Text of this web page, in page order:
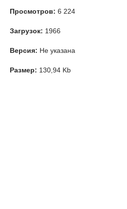
Просмотров: 6 224
Загрузок: 1966
Версия: Не указана
Размер: 130,94 Kb